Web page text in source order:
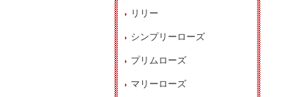
リリー
シンプリーローズ
プリムローズ
マリーローズ